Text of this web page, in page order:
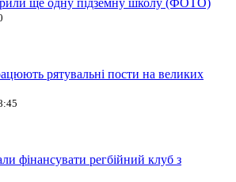
ще одну підземну школу (ФОТО)
рятувальні пости на великих
фінансувати регбійний клуб з